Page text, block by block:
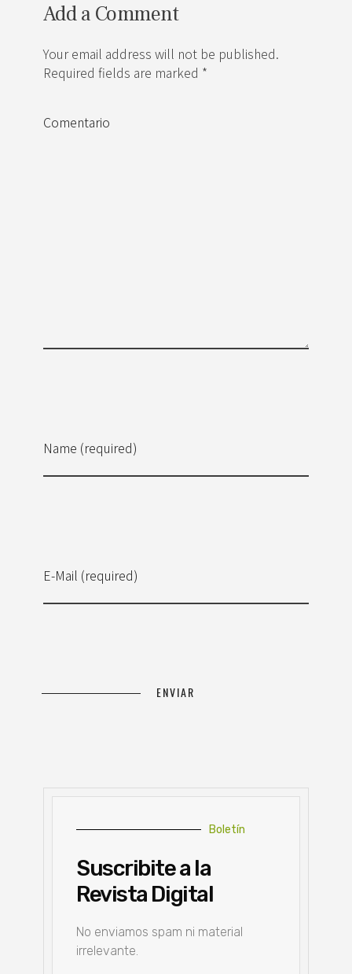
Add a Comment
Your email address will not be published.
Required fields are marked *
Name (required)
E-Mail (required)
Comentario
Boletín
Suscribite a la
Revista Digital
No enviamos spam ni material
irrelevante.